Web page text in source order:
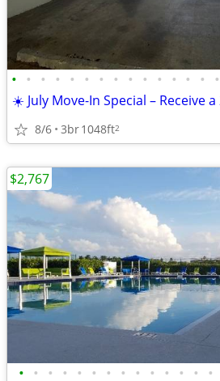
• • • • • • • • • • • • • • •
8/6 3br1048ft2
• • • • • • • • • • • • • •
$2,767